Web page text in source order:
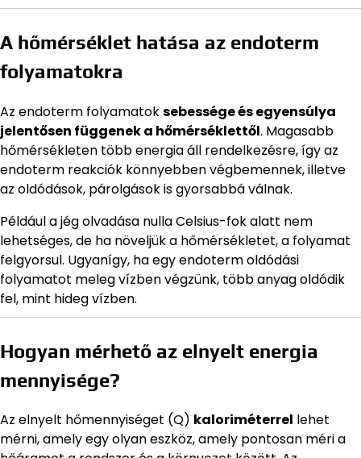
A hőmérséklet hatása az endoterm
folyamatokra
Az endoterm folyamatoksebessége és egyensúlya
jelentősen függenek a hőmérséklettől. Magasabb
hőmérsékleten több energia áll rendelkezésre, így az
endoterm reakciók könnyebben végbemennek, illetve
az oldódások, párolgások is gyorsabbá válnak.
Például a jég olvadása nulla Celsius-fok alatt nem
lehetséges, de ha növeljük a hőmérsékletet, a folyamat
felgyorsul. Ugyanígy, ha egy endoterm oldódási
folyamatot meleg vízben végzünk, több anyag oldódik
fel, mint hideg vízben.
Hogyan mérhető az elnyelt energia
mennyisége?
Az elnyelt hőmennyiséget (Q) kaloriméterrel lehet
mérni, amely egy olyan eszköz, amely pontosan méri a